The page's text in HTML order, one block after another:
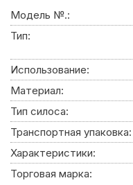
Модель №.:
Тип:
Использование:
Материал:
Тип силоса:
Транспортная упаковка:
Характеристики:
Торговая марка: